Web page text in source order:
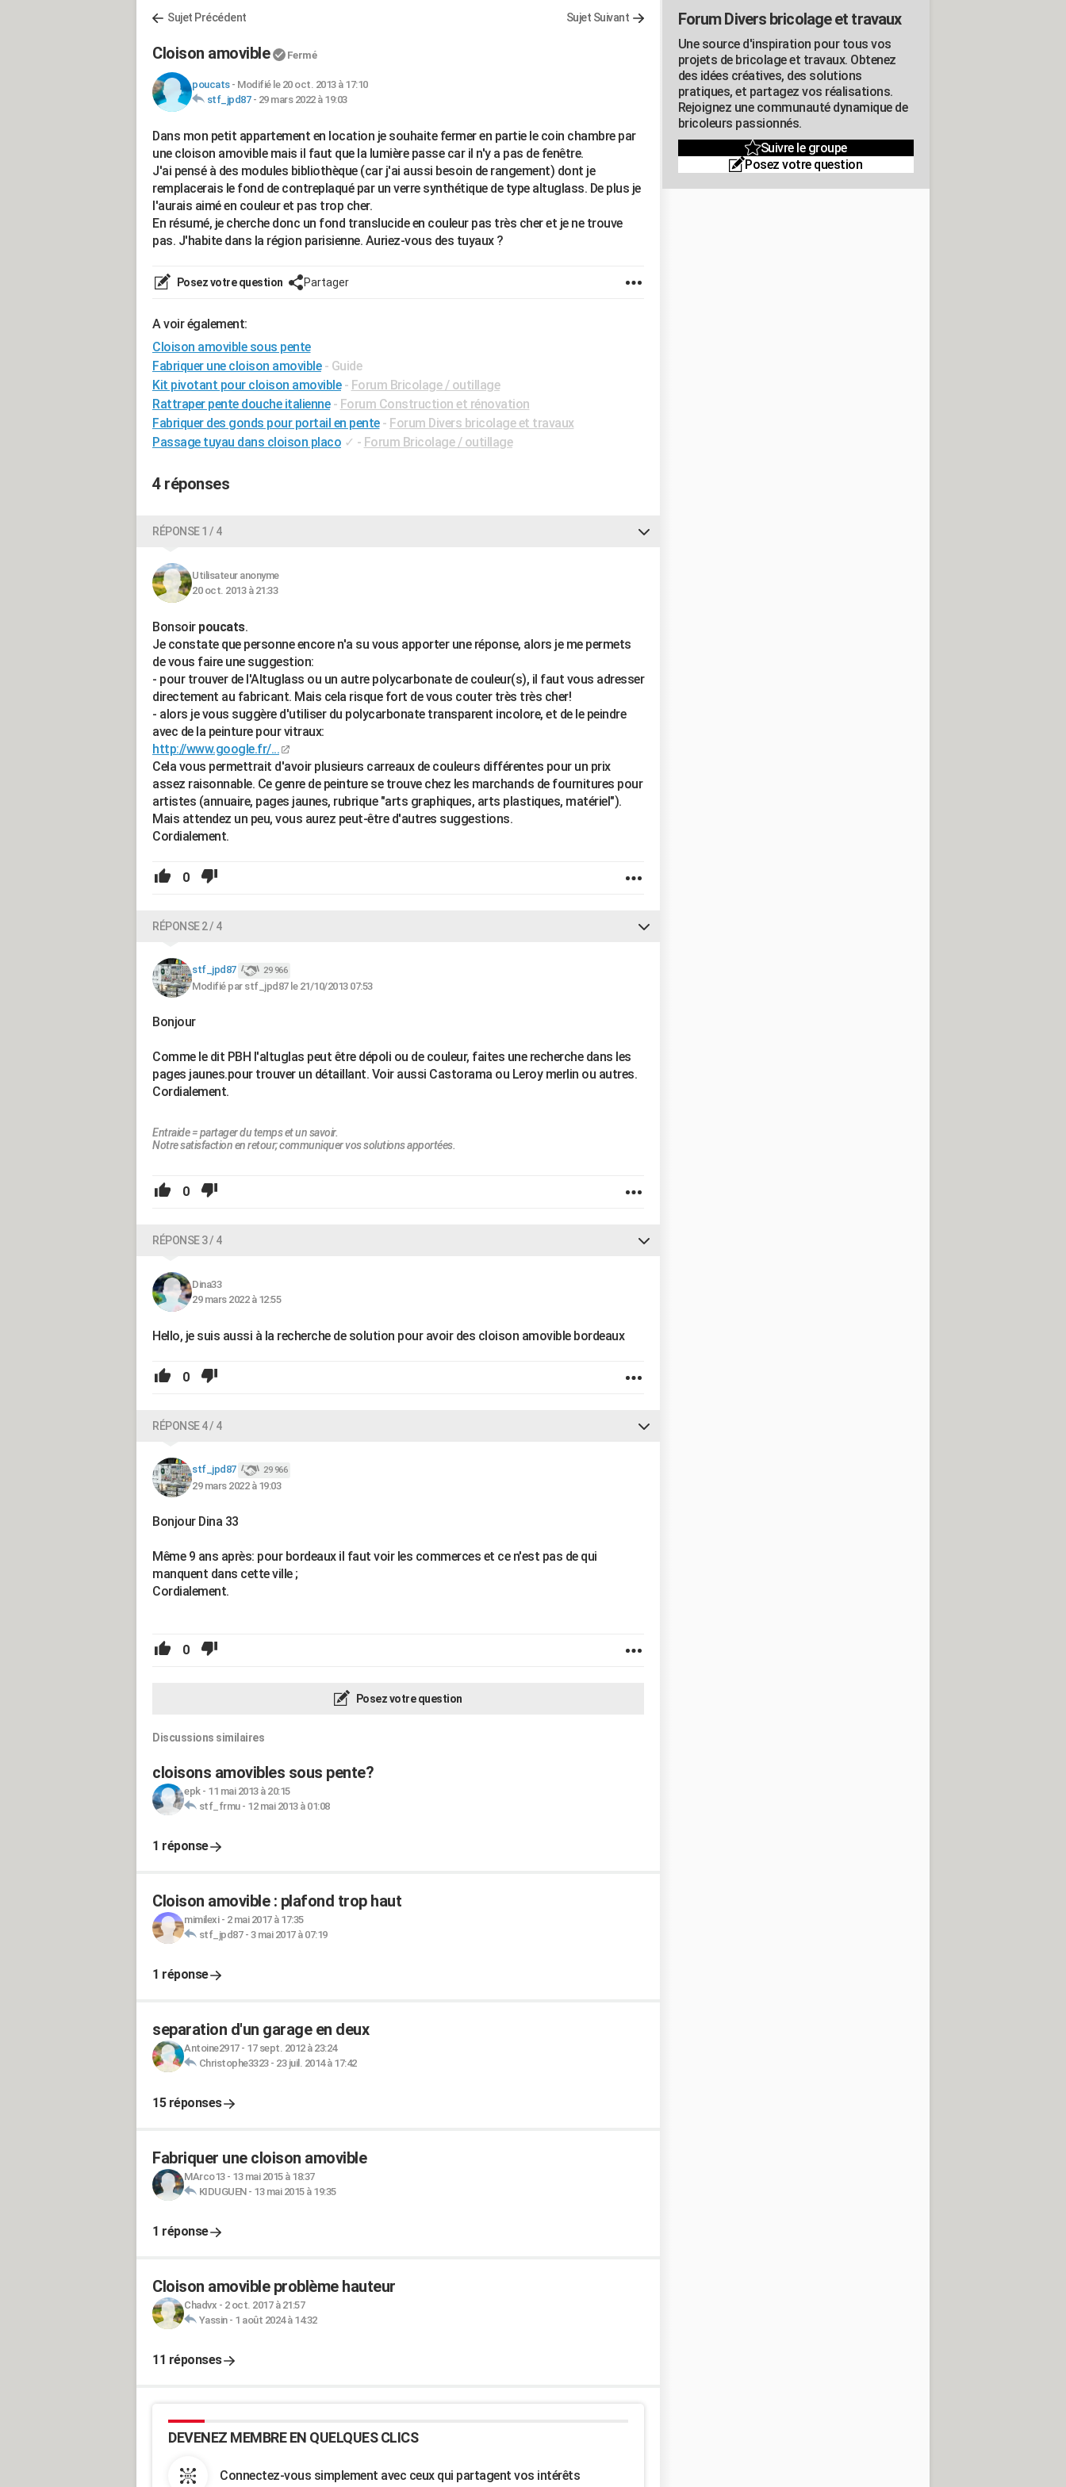
Sujet Précédent Sujet Suivant
Cloison amovible Fermé
poucats- Modifié le 20 oct. 2013 à 17:10
stf_jpd87- 29 mars 2022 à 19:03
Dans mon petit appartement en location je souhaite fermer en partie le coin chambre par
une cloison amovible mais il faut que la lumière passe car il n'y a pas de fenêtre.
J'ai pensé à des modules bibliothèque (car j'ai aussi besoin de rangement) dont je
remplacerais le fond de contreplaqué par un verre synthétique de type altuglass. De plus je
l'aurais aimé en couleur et pas trop cher.
En résumé, je cherche donc un fond translucide en couleur pas très cher et je ne trouve
pas. J'habite dans la région parisienne. Auriez-vous des tuyaux ?
Posez votre question Partager
A voir également:
Cloison amovible sous pente
Fabriquer une cloison amovible - Guide
Kit pivotant pour cloison amovible - Forum Bricolage / outillage
Rattraper pente douche italienne - Forum Construction et rénovation
Fabriquer des gonds pour portail en pente - Forum Divers bricolage et travaux
Passage tuyau dans cloison placo ✓ - Forum Bricolage / outillage
4 réponses
RÉPONSE 1 / 4
Utilisateur anonyme
20 oct. 2013 à 21:33
Bonsoir poucats.
Je constate que personne encore n'a su vous apporter une réponse, alors je me permets
de vous faire une suggestion:
- pour trouver de l'Altuglass ou un autre polycarbonate de couleur(s), il faut vous adresser
directement au fabricant. Mais cela risque fort de vous couter très très cher!
- alors je vous suggère d'utiliser du polycarbonate transparent incolore, et de le peindre
avec de la peinture pour vitraux:
http://www.google.fr/...
Cela vous permettrait d'avoir plusieurs carreaux de couleurs différentes pour un prix
assez raisonnable. Ce genre de peinture se trouve chez les marchands de fournitures pour
artistes (annuaire, pages jaunes, rubrique "arts graphiques, arts plastiques, matériel").
Mais attendez un peu, vous aurez peut-être d'autres suggestions.
Cordialement.
0
RÉPONSE 2 / 4
stf_jpd87 29 966
Modifié par stf_jpd87 le 21/10/2013 07:53
Bonjour
Comme le dit PBH l'altuglas peut être dépoli ou de couleur, faites une recherche dans les
pages jaunes.pour trouver un détaillant. Voir aussi Castorama ou Leroy merlin ou autres.
Cordialement.
Entraide = partager du temps et un savoir.
Notre satisfaction en retour; communiquer vos solutions apportées.
0
RÉPONSE 3 / 4
Dina33
29 mars 2022 à 12:55
Hello, je suis aussi à la recherche de solution pour avoir des cloison amovible bordeaux
0
RÉPONSE 4 / 4
stf_jpd87 29 966
29 mars 2022 à 19:03
Bonjour Dina 33
Même 9 ans après: pour bordeaux il faut voir les commerces et ce n'est pas de qui
manquent dans cette ville ;
Cordialement.
0
Posez votre question
Discussions similaires
cloisons amovibles sous pente?
epk- 11 mai 2013 à 20:15
stf_frmu- 12 mai 2013 à 01:08
1 réponse
Cloison amovible : plafond trop haut
mimilexi- 2 mai 2017 à 17:35
stf_jpd87- 3 mai 2017 à 07:19
1 réponse
separation d'un garage en deux
Antoine2917- 17 sept. 2012 à 23:24
Christophe3323- 23 juil. 2014 à 17:42
15 réponses
Fabriquer une cloison amovible
MArco13- 13 mai 2015 à 18:37
KIDUGUEN- 13 mai 2015 à 19:35
1 réponse
Cloison amovible problème hauteur
Chadvx - 2 oct. 2017 à 21:57
Yassin- 1 août 2024 à 14:32
11 réponses
DEVENEZ MEMBRE EN QUELQUES CLICS
Connectez-vous simplement avec ceux qui partagent vos intérêts
Forum Divers bricolage et travaux
Une source d'inspiration pour tous vos
projets de bricolage et travaux. Obtenez
des idées créatives, des solutions
pratiques, et partagez vos réalisations.
Rejoignez une communauté dynamique de
bricoleurs passionnés.
Suivre le groupe
Posez votre question